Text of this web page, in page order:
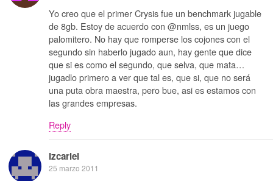
Yo creo que el primer Crysis fue un benchmark jugable
de 8gb. Estoy de acuerdo con @nmlss, es un juego
palomitero. No hay que romperse los cojones con el
segundo sin haberlo jugado aun, hay gente que dice
que si es como el segundo, que selva, que mata…
jugadlo primero a ver que tal es, que si, que no será
una puta obra maestra, pero bue, asi es estamos con
las grandes empresas.
Reply
Izcariel
25 marzo 2011